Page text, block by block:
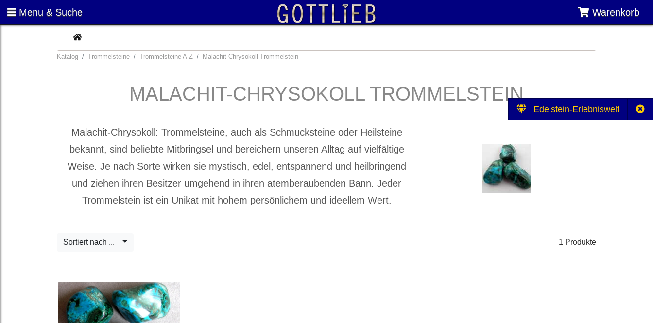
Edelstein-Erlebniswelt
Menu & Suche Warenkorb
CURRENT
Katalog Trommelsteine Trommelsteine A-Z Malachit-Chrysokoll Trommelstein
MALACHIT-CHRYSOKOLL TROMMELSTEIN
Malachit-Chrysokoll: Trommelsteine, auch als Schmucksteine oder Heilsteine
bekannt, sind beliebte Mitbringsel und bereichern unseren Alltag auf vielfältige
Weise. Je nach Sorte wirken sie mystisch, edel, entspannend und heilbringend
und ziehen ihren Besitzer umgehend in ihren atemberaubenden Bann. Jeder
Trommelstein ist ein Unikat mit hohem persönlichem und ideellem Wert.
1 Produkte
Sortiert nach ...